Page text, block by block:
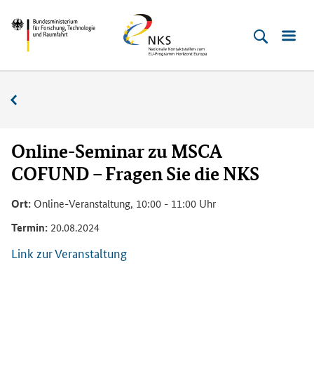
zum
Inhalt
(Eingabetaste)
zum
Hauptmenu
(Eingabetaste)
zur
Suche
(Eingabetaste)
zur
Fußleiste
(Enter)
Bundesministerium
Technologie
Raumfahrt
Horizont
Europa
Online-Seminar zu MSCA
COFUND – Fragen Sie die NKS
Ort: Online-Veranstaltung, 10:00 - 11:00 Uhr
Termin: 20.08.2024
Link zur Veranstaltung